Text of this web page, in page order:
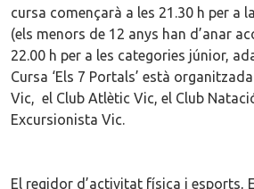
cursa començarà a les 21.30 h per a
(els menors de 12 anys han d’anar
22.00 h per a les categories júnior,
Cursa ‘Els 7 Portals’ està
Vic, el Club Atlètic Vic, el Club
Excursionista Vic.
El regidor d’activitat física i esports,